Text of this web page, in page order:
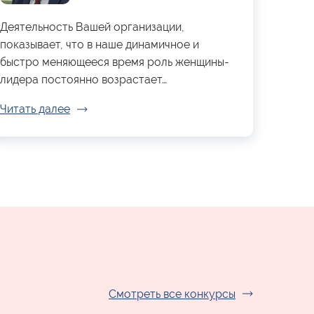
Деятельность Вашей организации,
показывает, что в наше динамичное и
быстро меняющееся время роль женщины-
лидера постоянно возрастает…
Читать далее
Смотреть все конкурсы